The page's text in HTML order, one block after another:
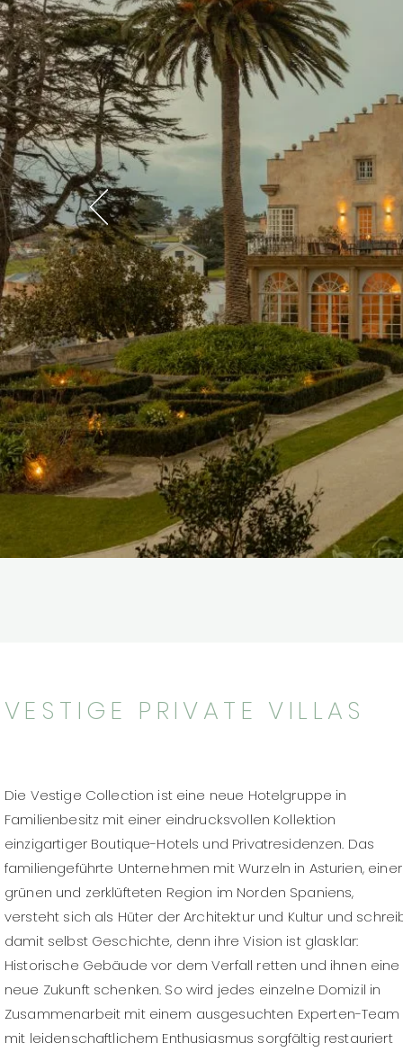
VESTIGE PRIVATE VILLAS
Die Vestige Collection ist eine neue Hotelgruppe in
Familienbesitz mit einer eindrucksvollen Kollektion
einzigartiger Boutique-Hotels und Privatresidenzen. Das
familiengeführte Unternehmen mit Wurzeln in Asturien, einer
grünen und zerklüfteten Region im Norden Spaniens,
versteht sich als Hüter der Architektur und Kultur und
damit selbst Geschichte, denn ihre Vision ist glasklar:
Historische Gebäude vor dem Verfall retten und ihnen eine
neue Zukunft schenken. So wird jedes einzelne Domizil in
Zusammenarbeit mit einem ausgesuchten Experten-Team
mit leidenschaftlichem Enthusiasmus sorgfältig restauriert